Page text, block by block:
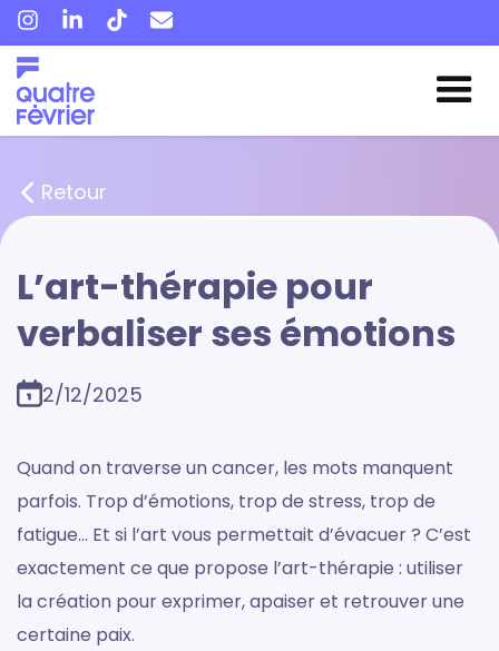
Retour
L’art-thérapie pour
verbaliser ses émotions
2/12/2025
Quand on traverse un cancer, les mots manquent
parfois. Trop d’émotions, trop de stress, trop de
fatigue… Et si l’art vous permettait d’évacuer ? C’est
exactement ce que propose l’art-thérapie : utiliser
la création pour exprimer, apaiser et retrouver une
certaine paix.